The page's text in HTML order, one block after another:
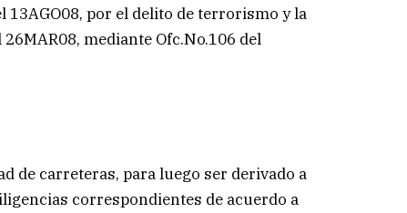
13AGO08, por el delito de terrorismo y la
mediante Ofc.No.106 del
de carreteras, para luego ser derivado a
correspondientes de acuerdo a